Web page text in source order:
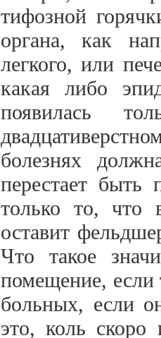
тифозной
органа, как
легкого, или
какая либо
появилась
болезнях
перестает
только то, что
оставит
Что такое
помещение, если
больных, если
это, коль скоро